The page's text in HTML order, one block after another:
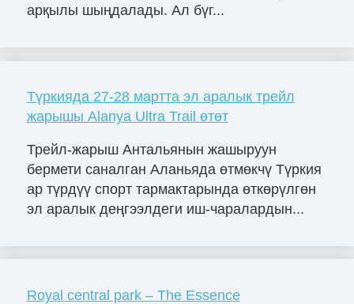
арқылы шыңдалады. Ал бүг...
Түркияда 27-28 мартта эл аралык трейл
жарышы Alanya Ultra Trail өтөт
Трейл-жарыш Антальянын жашыруун
бермети саналган Аланьяда өтмөкчү Түркия
ар түрдүү спорт тармактарында өткөрүлгөн
эл аралык деңгээлдеги иш-чаралардын...
Royal central park – The Essence